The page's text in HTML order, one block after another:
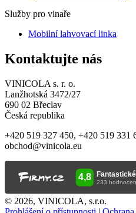
Služby pro vinaře
Mobilní lahvovací linka
Kontaktujte nás
VINICOLA s. r. o.
Lanžhotská 3472/27
690 02 Břeclav
Česká republika
+420 519 327 450, +420 519 331
obchod@vinicola.eu
© 2026, VINICOLA, s.r.o.